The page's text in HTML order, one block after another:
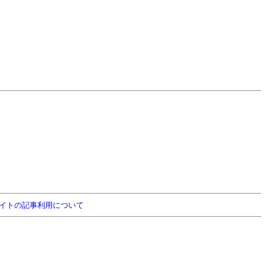
トの記事利用について